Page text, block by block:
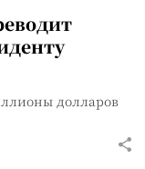
долларов